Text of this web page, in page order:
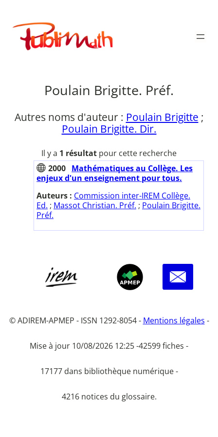
contenu
Publimath
Poulain Brigitte. Préf.
Autres noms d'auteur : Poulain Brigitte ;
Poulain Brigitte. Dir.
Il y a 1 résultat pour cette recherche
2000 Mathématiques au Collège. Les
enjeux d'un enseignement pour tous.
Auteurs : Commission inter-IREM Collège.
Ed. ; Massot Christian. Préf. ; Poulain Brigitte.
Préf.
© ADIREM-APMEP - ISSN 1292-8054 - Mentions légales -
Mise à jour 10/08/2026 12:25 -42599 fiches -
17177 dans bibliothèque numérique -
4216 notices du glossaire.